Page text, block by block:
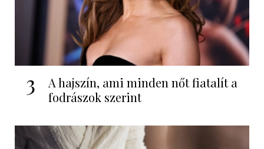
3
A hajszín, ami minden nőt fiatalít a
fodrászok szerint